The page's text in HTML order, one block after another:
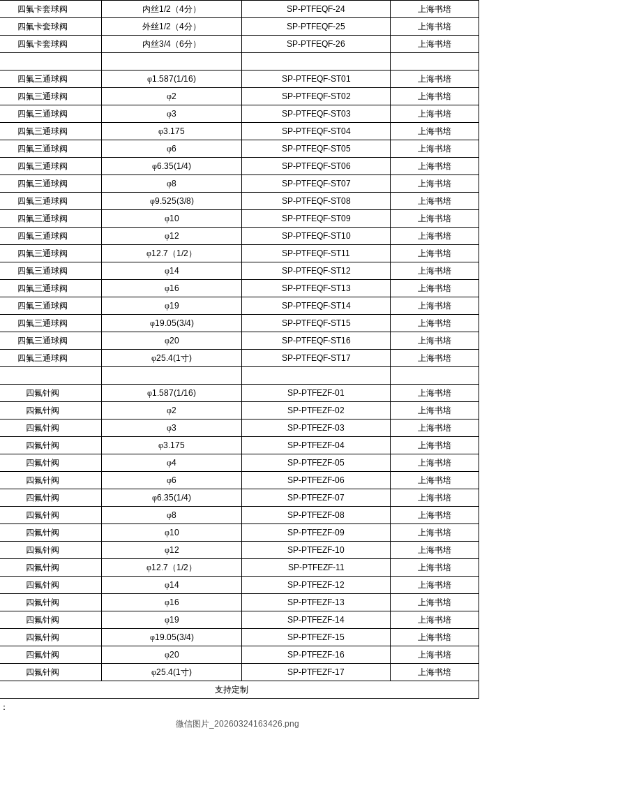
四氟卡套球阀
内丝1/2 （4分） SP-PTFEQF-24
上海书培
四氟卡套球阀
外丝1/2 （4分） SP-PTFEQF-25
上海书培
四氟卡套球阀
内丝3/4 （6分） SP-PTFEQF-26 上海书培
四氟三通球阀 φ1.587(1/16) SP-PTFEQF-ST01
上海书培
四氟三通球阀
φ2 SP-PTFEQF-ST02
上海书培
四氟三通球阀
φ3 SP-PTFEQF-ST03
上海书培
四氟三通球阀
φ3.175 SP-PTFEQF-ST04
上海书培
四氟三通球阀
φ6 SP-PTFEQF-ST05
上海书培
四氟三通球阀
φ6.35(1/4) SP-PTFEQF-ST06
上海书培
四氟三通球阀
φ8 SP-PTFEQF-ST07
上海书培
四氟三通球阀
φ9.525(3/8) SP-PTFEQF-ST08
上海书培
四氟三通球阀
φ10 SP-PTFEQF-ST09
上海书培
四氟三通球阀
φ12 SP-PTFEQF-ST10
上海书培
四氟三通球阀
φ12.7 （ 1/2 ） SP-PTFEQF-ST11
上海书培
四氟三通球阀
φ14 SP-PTFEQF-ST12
上海书培
四氟三通球阀
φ16 SP-PTFEQF-ST13
上海书培
四氟三通球阀
φ19 SP-PTFEQF-ST14
上海书培
四氟三通球阀
φ19.05(3/4) SP-PTFEQF-ST15
上海书培
四氟三通球阀
φ20 SP-PTFEQF-ST16
上海书培
四氟三通球阀
φ25.4(1寸) SP-PTFEQF-ST17 上海书培
四氟针阀 φ1.587(1/16) SP-PTFEZF-01
上海书培
四氟针阀
φ2 SP-PTFEZF-02
上海书培
四氟针阀
φ3 SP-PTFEZF-03
上海书培
四氟针阀
φ3.175 SP-PTFEZF-04
上海书培
四氟针阀
φ4 SP-PTFEZF-05
上海书培
四氟针阀
φ6 SP-PTFEZF-06
上海书培
四氟针阀
φ6.35(1/4) SP-PTFEZF-07
上海书培
四氟针阀
φ8 SP-PTFEZF-08
上海书培
四氟针阀
φ10 SP-PTFEZF-09
上海书培
四氟针阀
φ12 SP-PTFEZF-10
上海书培
四氟针阀
φ12.7 （ 1/2 ） SP-PTFEZF-11
上海书培
四氟针阀
φ14 SP-PTFEZF-12
上海书培
四氟针阀
φ16 SP-PTFEZF-13
上海书培
四氟针阀
φ19 SP-PTFEZF-14
上海书培
四氟针阀
φ19.05(3/4) SP-PTFEZF-15
上海书培
四氟针阀
φ20 SP-PTFEZF-16
上海书培
四氟针阀
φ25.4(1寸) SP-PTFEZF-17
上海书培
支持定制